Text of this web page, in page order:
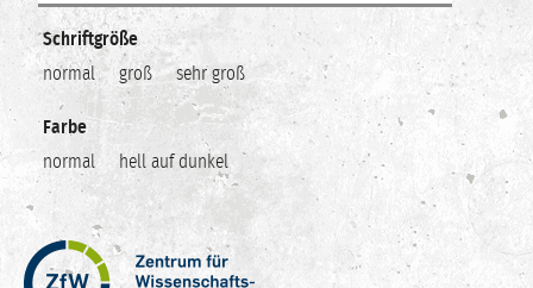
Schriftgröße
normal
groß sehr groß
Farbe
normal
hell auf dunkel
Zentrum
für